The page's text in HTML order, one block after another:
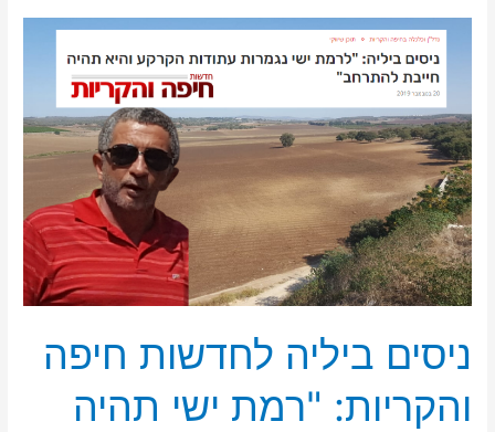
ניסים ביליה לחדשות חיפה
והקריות: "רמת ישי תהיה
ניסים
ביליה
לחדשות
חיפה
והקריות:
"רמת
ישי
תהיה
חייבת
להתרחב"